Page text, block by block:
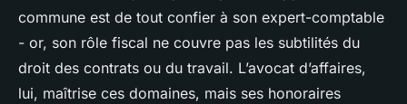
commune est de tout confier à son expert-comptable
- or, son rôle fiscal ne couvre pas les subtilités du
droit des contrats ou du travail. L’avocat d’affaires,
lui, maîtrise ces domaines, mais ses honoraires